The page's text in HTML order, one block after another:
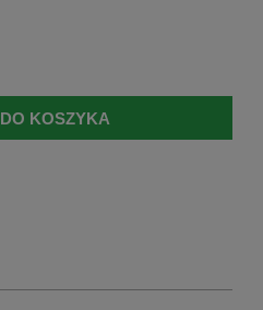
DO KOSZYKA